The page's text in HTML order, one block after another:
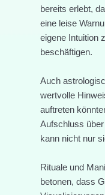
bereits erlebt,
eine leise
eigene Intuition
beschäftigen.
Auch
wertvolle
auftreten
Aufschluss
kann nicht nur
Rituale und
betonen, dass